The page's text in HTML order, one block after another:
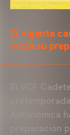
El vigente
inicia su
El VCF
Autonómica
preparación